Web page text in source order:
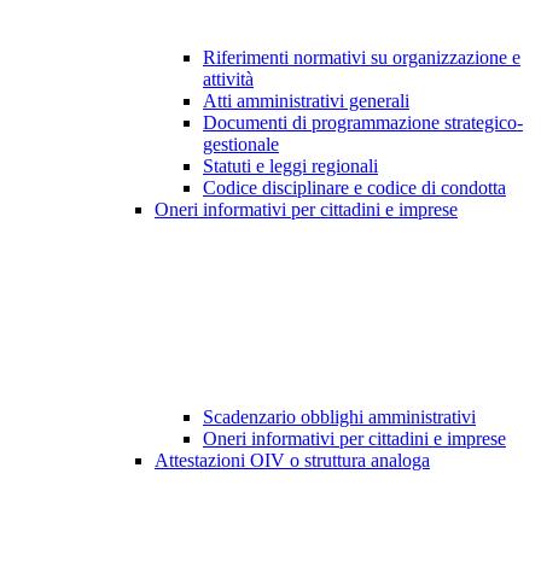
Riferimenti normativi su organizzazione e
attività
Atti amministrativi generali
Documenti di programmazione strategico-
gestionale
Statuti e leggi regionali
Codice disciplinare e codice di condotta
Oneri informativi per cittadini e imprese
Scadenzario obblighi amministrativi
Oneri informativi per cittadini e imprese
Attestazioni OIV o struttura analoga